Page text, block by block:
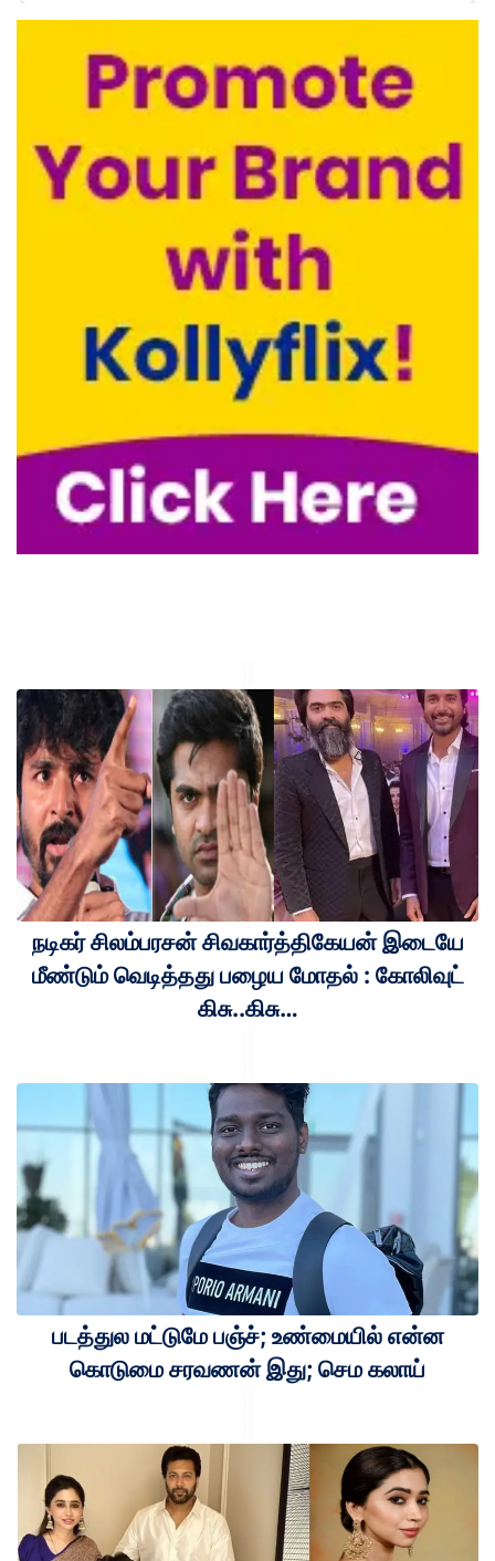
நடிகர் சிலம்பரசன் சிவகார்த்திகேயன் இடையே
மீண்டும் வெடித்தது பழைய மோதல் : கோலிவுட்
கிசு..கிசு…
படத்துல மட்டுமே பஞ்ச்; உண்மையில் என்ன
கொடுமை சரவணன் இது; செம கலாய்